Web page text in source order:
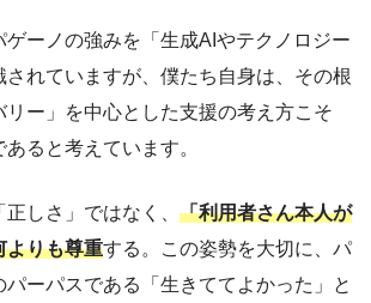
ゲーノの強みを「生成AIやテクノロジー
されていますが、僕たち自身は、その根
リー」を中心とした支援の考え方こそ
ると考えています。
しさ」ではなく、 「利用者さん本人が
よりも尊重する。この姿勢を大切に、パ
ーパスである「生きててよかった」と